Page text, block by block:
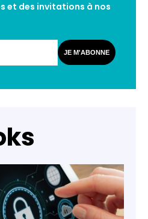
et des invitations à nos
JE M'ABONNE